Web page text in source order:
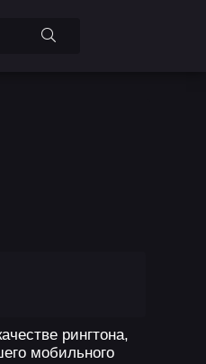
рингтона,
мобильного